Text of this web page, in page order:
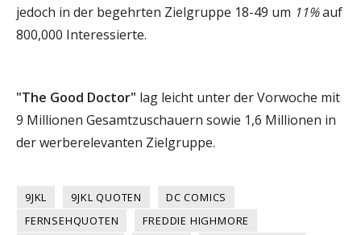
jedoch in der begehrten Zielgruppe 18-49 um 11%auf
800,000 Interessierte.
"The Good Doctor" lag leicht unter der Vorwoche mit
9 Millionen Gesamtzuschauern sowie 1,6 Millionen in
der werberelevanten Zielgruppe.
9JKL 9JKL QUOTEN
DC COMICS
FERNSEHQUOTEN
FREDDIE HIGHMORE